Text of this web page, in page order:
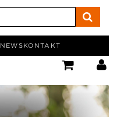
NEWSKONTAKT